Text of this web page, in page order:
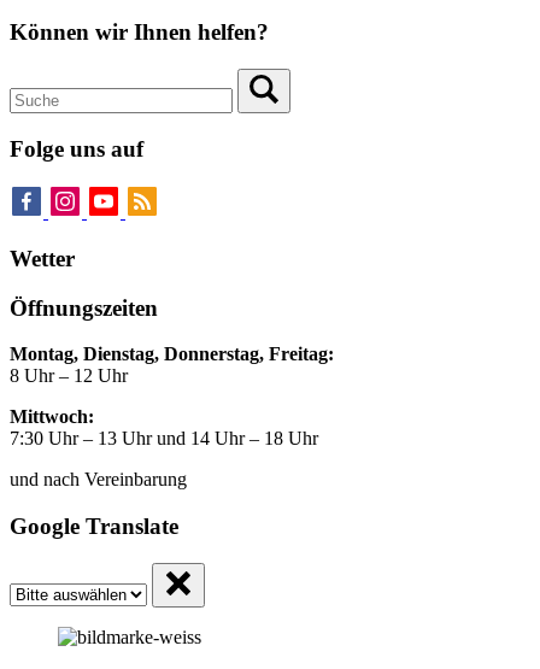
Können wir Ihnen helfen?
Folge uns auf
Wetter
Öffnungszeiten
Montag, Dienstag, Donnerstag, Freitag:
8 Uhr – 12 Uhr
Mittwoch:
7:30 Uhr – 13 Uhr und 14 Uhr – 18 Uhr
und nach Vereinbarung
Google Translate